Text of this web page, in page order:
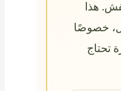
هذا
خصوصًا
تحتاج